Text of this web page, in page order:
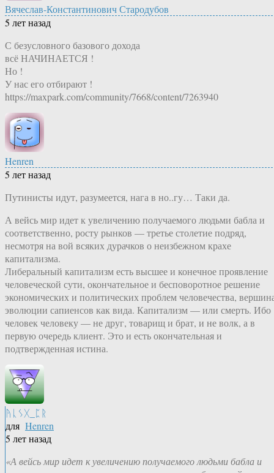
Вячеслав-Константинович Стародубов
5 лет назад
С безусловного базового дохода
всё НАЧИНАЕТСЯ !
Но !
У нас его отбирают !
https://maxpark.com/community/7668/content/7263940
Henren
5 лет назад
Путинисты идут, разумеется, нага в но..гу… Таки да.
А вейсь мир идет к увеличению получаемого людьми бабла и
соответственно, росту рынков — третье столетие подряд,
несмотря на вой всяких дурачков о неизбежном крахе
капитализма.
Либеральный капитализм есть высшее и конечное проявление
человеческой сути, окончательное и бесповоротное решение
экономических и политических проблем человечества,
эволюции сапиенсов как вида. Капитализм — или смерть. Ибо
человек человеку — не друг, товарищ и брат, и не волк, а в
первую очередь клиент. Это и есть окончательная и
подтвержденная истина.
ᚤᚳᛊᚷ_ᛈᚱ
для Henren
5 лет назад
«А вейсь мир идет к увеличению получаемого людьми бабла и